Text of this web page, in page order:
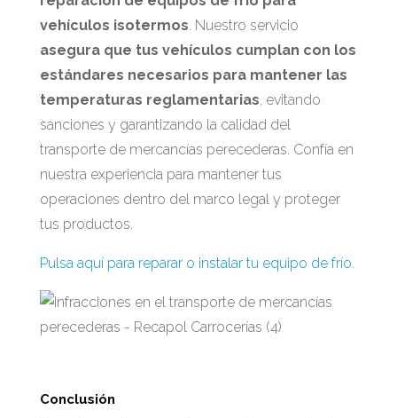
vehículos isotermos. Nuestro servicio
asegura que tus vehículos cumplan con los
estándares necesarios para mantener las
temperaturas reglamentarias, evitando
sanciones y garantizando la calidad del
transporte de mercancías perecederas. Confía en
nuestra experiencia para mantener tus
operaciones dentro del marco legal y proteger
tus productos.
Pulsa aquí para reparar o instalar tu equipo de frío.
Conclusión